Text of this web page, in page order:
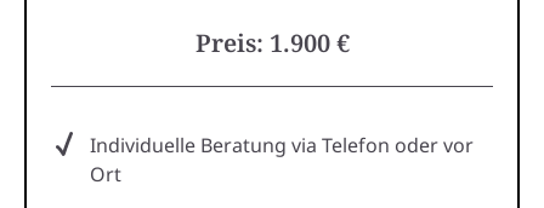
Preis: 1.900 €
Individuelle Beratung via Telefon oder vor
Ort